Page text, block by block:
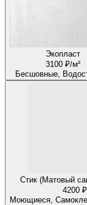
Экопласт
3100 ₽/м²
Бесшовные,
Стик (Матовый
4200